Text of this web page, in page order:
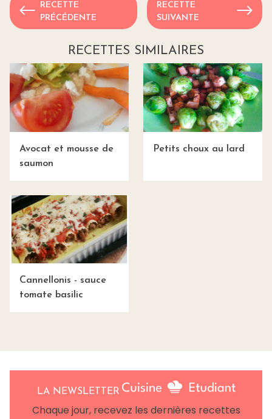
RECETTE
PRÉCÉDENTE
RECETTE
SUIVANTE
RECETTES SIMILAIRES
Avocat et mousse de
saumon
Petits choux au lard
Cannellonis - sauce
tomate basilic
LA NEWSLETTER
Chaque jour, recevez les dernières recettes